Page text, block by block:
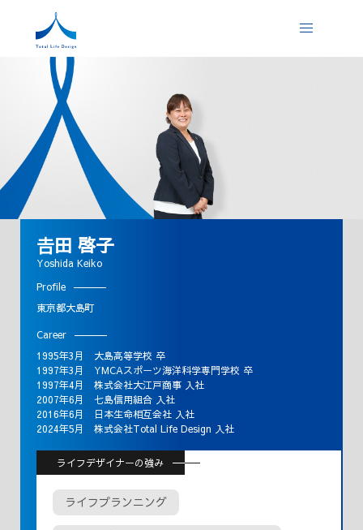
𠮷田 啓子
Yoshida Keiko
Profile
東京都大島町
Career
1995年3月 大島高等学校 卒
1997年3月 YMCAスポーツ海洋科学専門学校 卒
1997年4月 株式会社大江戸商事 入社
2007年6月 七島信用組合 入社
2016年6月 日本生命相互会社 入社
2024年5月 株式会社Total Life Design 入社
ライフデザイナーの強み
ライフプランニング